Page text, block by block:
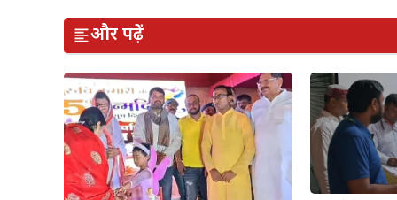
और पढ़ें